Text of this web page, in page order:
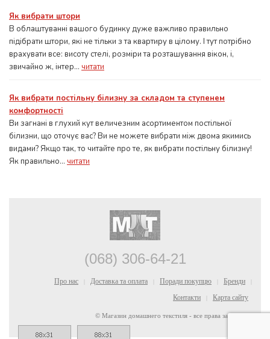
Як вибрати штори
В облаштуванні вашого будинку дуже важливо правильно
підібрати штори, які не тільки з та квартиру в цілому. І тут потрібно
врахувати все: висоту стелі, розміри та розташування вікон, і,
звичайно ж, інтер... читати
Як вибрати постільну білизну за складом та ступенем
комфортності
Ви загнані в глухий кут величезним асортиментом постільної
білизни, що оточує вас? Ви не можете вибрати між двома якимись
видами? Якщо так, то читайте про те, як вибрати постільну білизну!
Як правильно... читати
(068) 306-64-21
Про нас Доставка та оплата Поради покупцю Бренди
Контакти Карта сайту
© Магазин домашнего текстиля - все права защищены